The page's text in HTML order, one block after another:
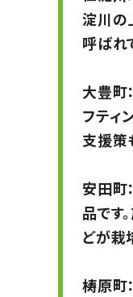
淀川の
呼ばれ
大豊町
フティ
支援策
安田町
品です
どが栽
梼原町